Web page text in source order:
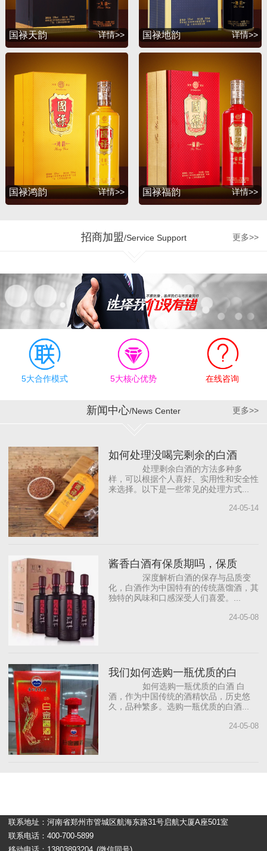
品，年销售额突破1亿余
元。短短几年，公司在全
国各地建立了稳定的销售
渠道，产品销量持续攀
的支持与厚爱。2012年
初，公司为满足广大消费
者的诉求，联合深圳知名
包装设计公司胡景润工作
室、贵州大学酒体设计专
家吴天祥教授、贵州茅台
酒厂酿酒工程师梁明峰先
生，倾力推出战略品牌
——国禄系列酒，与此同
时公司和茅台集团、五粮
州珍酒、金沙回沙酒业等
加了强劲的源动力。 企业
的制胜最终是要落实到人
才管理机制和市场运营的
有效执行上，公司奉行“德
才兼备、志同道合”的合作
理念，为员工明确职业规
划目标，提供有竞争力的
薪资待遇和发展机会，帮
内著名白酒营销咨询公司
合作，借助“外脑”提供智力
入前沿的营销理念，从而
打...
国禄天韵 详情>> 国禄地韵 详情>>
国禄鸿韵 详情>> 国禄福韵 详情>>
招商加盟/Service Support 更多>>
5大合作模式 5大核心优势 在线咨询
新闻中心/News Center 更多>>
如何处理没喝完剩余的白酒
处理剩余白酒的方法多种多
样，可以根据个人喜好、实用性和安全性
来选择。以下是一些常见的处理方式...
24-05-14
酱香白酒有保质期吗，保质
深度解析白酒的保存与品质变
化，白酒作为中国特有的传统蒸馏酒，其
独特的风味和口感深受人们喜爱。...
24-05-08
我们如何选购一瓶优质的白
如何选购一瓶优质的白酒 白
酒，作为中国传统的酒精饮品，历史悠
久，品种繁多。选购一瓶优质的白酒...
24-05-08
联系地址：河南省郑州市管城区航海东路31号启航大厦A座501室
联系电话：400-700-5899